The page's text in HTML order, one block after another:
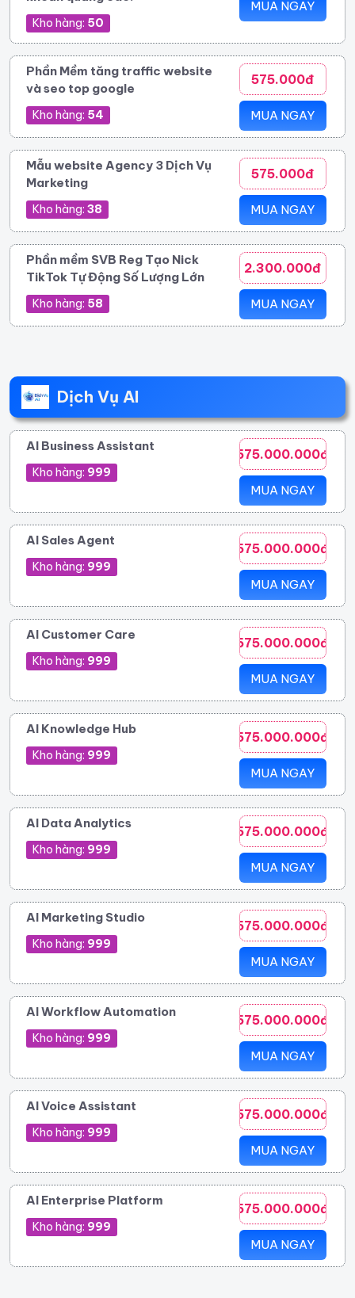
Kho hàng: 50
MUA NGAY
Phần Mềm tăng traffic website
và seo top google
Kho hàng: 54
575.000đ
MUA NGAY
Mẫu website Agency 3 Dịch Vụ
Marketing
Kho hàng: 38
575.000đ
MUA NGAY
Phần mềm SVB Reg Tạo Nick
TikTok Tự Động Số Lượng Lớn
Kho hàng: 58
2.300.000đ
MUA NGAY
Dịch Vụ AI
AI Business Assistant
Kho hàng: 999
575.000.000đ
MUA NGAY
AI Sales Agent
Kho hàng: 999
575.000.000đ
MUA NGAY
AI Customer Care
Kho hàng: 999
575.000.000đ
MUA NGAY
AI Knowledge Hub
Kho hàng: 999
575.000.000đ
MUA NGAY
AI Data Analytics
Kho hàng: 999
575.000.000đ
MUA NGAY
AI Marketing Studio
Kho hàng: 999
575.000.000đ
MUA NGAY
AI Workflow Automation
Kho hàng: 999
575.000.000đ
MUA NGAY
AI Voice Assistant
Kho hàng: 999
575.000.000đ
MUA NGAY
AI Enterprise Platform
Kho hàng: 999
575.000.000đ
MUA NGAY